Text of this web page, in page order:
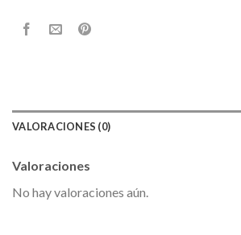
VALORACIONES (0)
Valoraciones
No hay valoraciones aún.